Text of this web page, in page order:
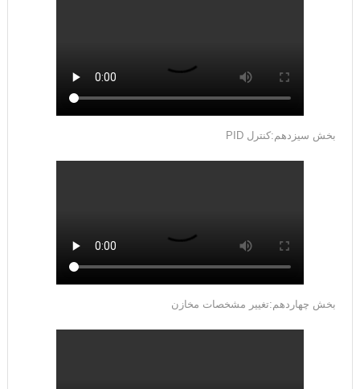
بخش سیزدهم:کنترل PID
بخش چهاردهم:تغییر مشخصات مخازن